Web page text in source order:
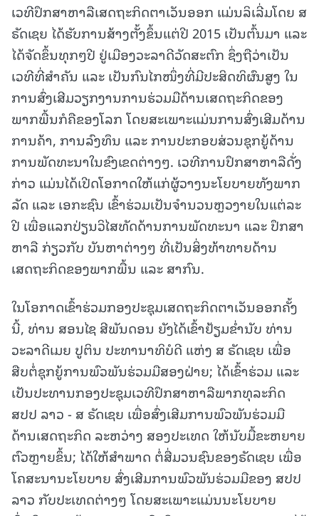
ເວທີປຶກສາຫາລືເສດຖະກິດຕາເວັນອອກ ແມ່ນລິເລີ່ມໂດຍ ສ
ຣັດເຊຍ ໄດ້ຮັບການສ້າງຕັ້ງຂຶ້ນແຕ່ປີ 2015 ເປັນຕົ້ນມາ ແລະ
ໄດ້ຈັດຂຶ້ນທຸກໆປີ ຢູ່ເມືອງວະລາດີວັດສະຕົກ ຊຶ່ງຖືວ່າເປັນ
ເວທີທີ່ສໍາຄັນ ແລະ ເປັນກົນໄກໜຶ່ງທີ່ມີປະສິດທິຜົນສູງ ໃນ
ການສົ່ງເສີມວຽກງານການຮ່ວມມືດ້ານເສດຖະກິດຂອງ
ພາກພື້ນກໍຄືຂອງໂລກ ໂດຍສະເພາະແມ່ນການສົ່ງເສີມດ້ານ
ການຄ້າ, ການລົງທຶນ ແລະ ການປະກອບສ່ວນຊຸກຍູ້ດ້ານ
ການພັດທະນາໃນຂົງເຂດຕ່າງໆ. ເວທີການປຶກສາຫາລືດັ່ງ
ກ່າວ ແມ່ນໄດ້ເປີດໂອກາດໃຫ້ແກ່ຜູ້ວາງນະໂຍບາຍທັງພາກ
ລັດ ແລະ ເອກະຊົນ ເຂົ້າຮ່ວມເປັນຈໍານວນຫຼວງາຍໃນແຕ່ລະ
ປີ ເພື່ອແລກປ່ຽນວິໄສທັດດ້ານການພັດທະນາ ແລະ ປຶກສາ
ຫາລື ກ່ຽວກັບ ບັນຫາຕ່າງໆ ທີ່ເປັນສິ່ງທ້າທາຍດ້ານ
ເສດຖະກິດຂອງພາກພື້ນ ແລະ ສາກົນ.
ໃນໂອກາດເຂົ້າຮ່ວມກອງປະຊຸມເສດຖະກິດຕາເວັນອອກຄັ້ງ
ນີ້, ທ່ານ ສອນໄຊ ສີພັນດອນ ຍັງໄດ້ເຂົ້າຢ້ຽມຂໍ່ານັບ ທ່ານ
ວະລາດີເມຍ ປູຕິນ ປະທານາທິບໍດີ ແຫ່ງ ສ ຣັດເຊຍ ເພື່ອ
ສືບຕໍ່ຊຸກຍູ້ການພົວພັນຮ່ວມມືສອງຝ່າຍ; ໄດ້ເຂົ້າຮ່ວມ ແລະ
ເປັນປະທານກອງປະຊຸມເວທີປຶກສາຫາລືພາກທຸລະກິດ
ສປປ ລາວ - ສ ຣັດເຊຍ ເພື່ອສົ່ງເສີມການພົວພັນຮ່ວມມື
ດ້ານເສດຖະກິດ ລະຫວ່າງ ສອງປະເທດ ໃຫ້ນັບມື້ຂະຫຍາຍ
ຕົວຫຼາຍຂຶ້ນ; ໄດ້ໃຫ້ສຳພາດ ຕໍ່ສື່ມວນຊົນຂອງຣັດເຊຍ ເພື່ອ
ໂຄສະນານະໂຍບາຍ ສົ່ງເສີມການພົວພັນຮ່ວມມືຂອງ ສປປ
ລາວ ກັບປະເທດຕ່າງໆ ໂດຍສະເພາະແມ່ນນະໂຍບາຍ